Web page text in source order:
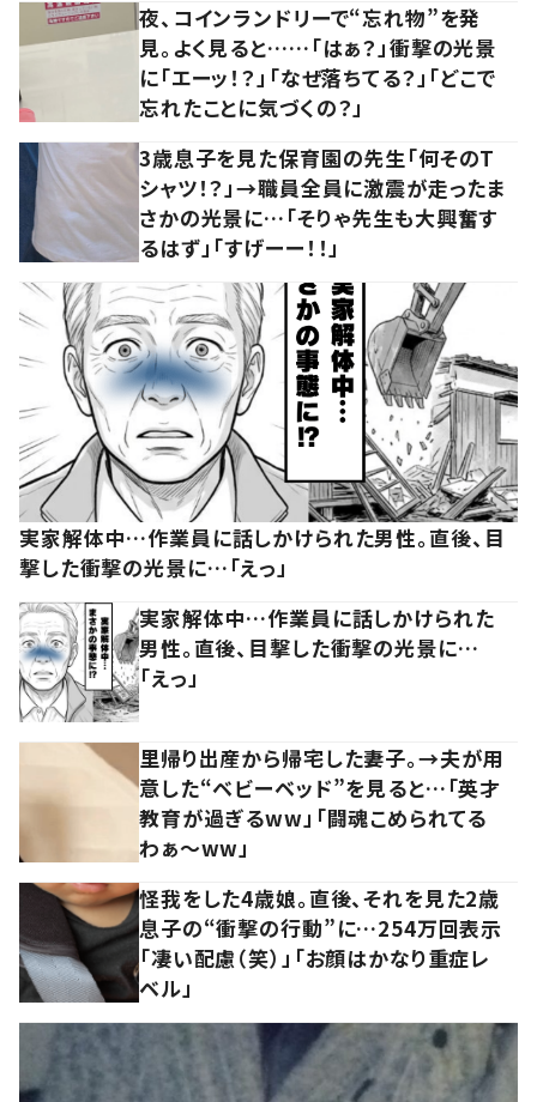
夜、コインランドリーで“忘れ物”を発
見。よく見ると……「はぁ？」衝撃の光景
に「エーッ！？」「なぜ落ちてる？」「どこで
忘れたことに気づくの？」
3歳息子を見た保育園の先生「何そのT
シャツ！？」→職員全員に激震が走ったま
さかの光景に…「そりゃ先生も大興奮す
るはず」「すげーー！！」
実家解体中…作業員に話しかけられた男性。直後、目
撃した衝撃の光景に…「えっ」
実家解体中…作業員に話しかけられた
男性。直後、目撃した衝撃の光景に…
「えっ」
里帰り出産から帰宅した妻子。→夫が用
意した“ベビーベッド”を見ると…「英才
教育が過ぎるww」「闘魂こめられてる
わぁ～ww」
怪我をした4歳娘。直後、それを見た2歳
息子の“衝撃の行動”に…254万回表示
「凄い配慮（笑）」「お顔はかなり重症レ
ベル」